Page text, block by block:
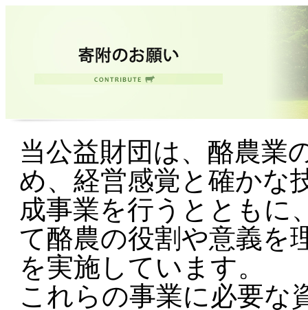
当公益財団は、酪農業
め、経営感覚と確かな
成事業を行うとともに
て酪農の役割や意義を
を実施しています。
これらの事業に必要な